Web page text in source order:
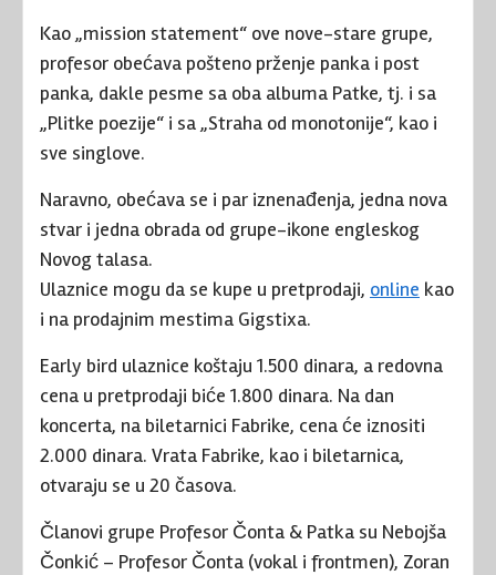
Kao „mission statement“ ove nove-stare grupe,
profesor obećava pošteno prženje panka i post
panka, dakle pesme sa oba albuma Patke, tj. i sa
„Plitke poezije“ i sa „Straha od monotonije“, kao i
sve singlove.
Naravno, obećava se i par iznenađenja, jedna nova
stvar i jedna obrada od grupe-ikone engleskog
Novog talasa.
Ulaznice mogu da se kupe u pretprodaji, online kao
i na prodajnim mestima Gigstixa.
Early bird ulaznice koštaju 1.500 dinara, a redovna
cena u pretprodaji biće 1.800 dinara. Na dan
koncerta, na biletarnici Fabrike, cena će iznositi
2.000 dinara. Vrata Fabrike, kao i biletarnica,
otvaraju se u 20 časova.
Članovi grupe Profesor Čonta & Patka su Nebojša
Čonkić – Profesor Čonta (vokal i frontmen), Zoran